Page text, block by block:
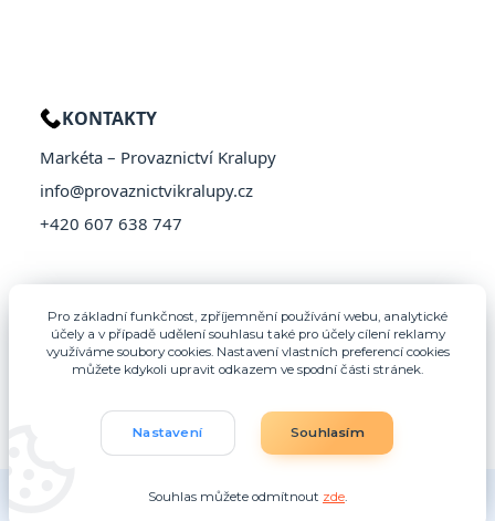
KONTAKTY
Markéta – Provaznictví Kralupy
info@provaznictvikralupy.cz
+420 607 638 747
© 2026 Provaznictví Kralupy – Všechna práva vyhrazena
Eshop-rychle.cz
Pro základní funkčnost, zpříjemnění používání webu, analytické
účely a v případě udělení souhlasu také pro účely cílení reklamy
využíváme soubory cookies. Nastavení vlastních preferencí cookies
můžete kdykoli upravit odkazem ve spodní části stránek.
Nastavení Souhlasím
Souhlas můžete odmítnout zde.